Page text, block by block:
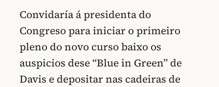
Convidaría á presidenta do
Congreso para iniciar o primeiro
pleno do novo curso baixo os
auspicios dese “Blue in Green” de
Davis e depositar nas cadeiras de